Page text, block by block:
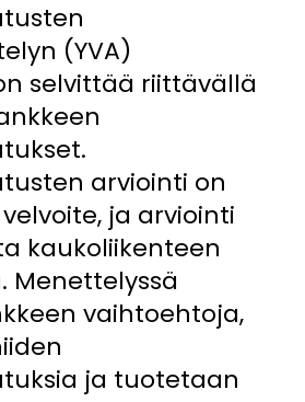
(YVA)
selvittää riittävällä
arviointi on
ja arviointi
kaukoliikenteen
Menettelyssä
vaihtoehtoja,
ja tuotetaan